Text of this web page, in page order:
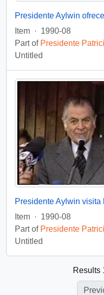
Item · 1990-08
Part of Presidente
Untitled
Item · 1990-08
Part of Presidente
Untitled
Results